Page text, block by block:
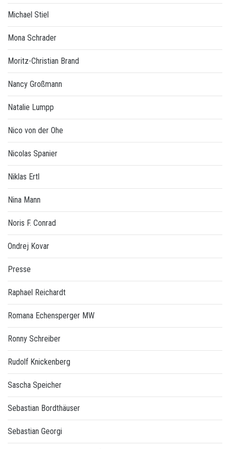
Michael Stiel
Mona Schrader
Moritz-Christian Brand
Nancy Großmann
Natalie Lumpp
Nico von der Ohe
Nicolas Spanier
Niklas Ertl
Nina Mann
Noris F. Conrad
Ondrej Kovar
Presse
Raphael Reichardt
Romana Echensperger MW
Ronny Schreiber
Rudolf Knickenberg
Sascha Speicher
Sebastian Bordthäuser
Sebastian Georgi